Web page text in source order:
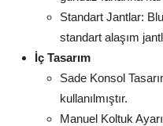
Standart Jantlar:
standart alaşım
İç Tasarım
Sade Konsol
kullanılmıştır.
Manuel Koltuk